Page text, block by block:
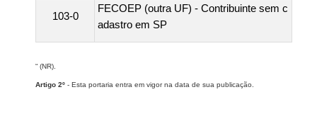
103-0
FECOEP (outra UF) - Contribuinte sem c
adastro em SP
“ (NR).
Artigo 2º - Esta portaria entra em vigor na data de sua publicação.